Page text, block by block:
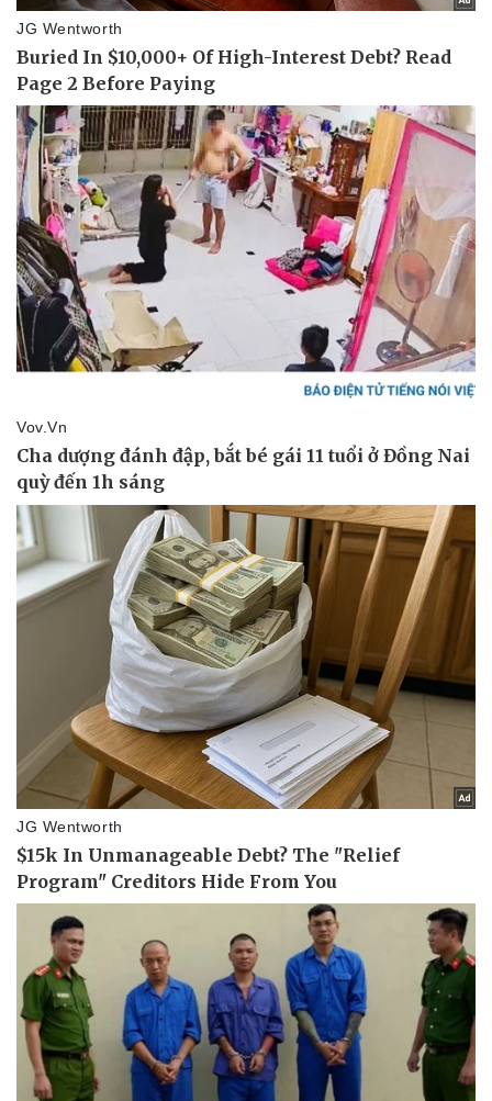
Lịch thi đấu bóng đá
Thế giới thể thao
eSports
Hậu trường
Ô tô - Xe máy
Ô tô
Xe máy
Tư vấn